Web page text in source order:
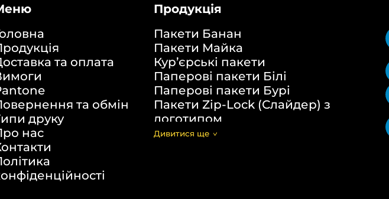
та оплата
та обмін
друку
нас
Продукція
Пакети Банан
Пакети Майка
Кур’єрські пакети
Паперові пакети Білі
Паперові пакети Бурі
Пакети Zip-Lock (Слайдер) з
логотипом
Пакети банан ПВХ
Дивитися щe